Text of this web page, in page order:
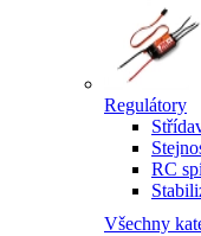
Regulátory
RC
Všechny